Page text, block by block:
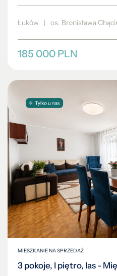
Łuków | os. Bronisława
185 000 PLN
MIESZKANIE NA SPRZEDAŻ
3 pokoje, I piętro, las -